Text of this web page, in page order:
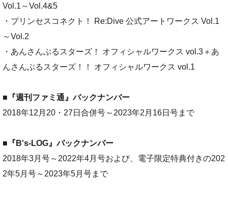
Vol.1～Vol.4&5
・プリンセスコネクト！ Re:Dive 公式アートワークス Vol.1
～Vol.2
・あんさんぶるスターズ！ オフィシャルワークス vol.3＋あ
んさんぶるスターズ！！ オフィシャルワークス vol.1
■ 『週刊ファミ通』バックナンバー
2018年12月20・27日合併号～2023年2月16日号まで
■『B's-LOG』バックナンバー
2018年3月号～2022年4月号および、電子限定特典付きの202
2年5月号～2023年5月号まで